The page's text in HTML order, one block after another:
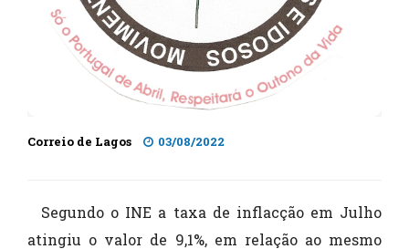
Correio de Lagos 03/08/2022
Segundo o INE a taxa de inflacção em Julho
atingiu o valor de 9,1%, em relação ao mesmo